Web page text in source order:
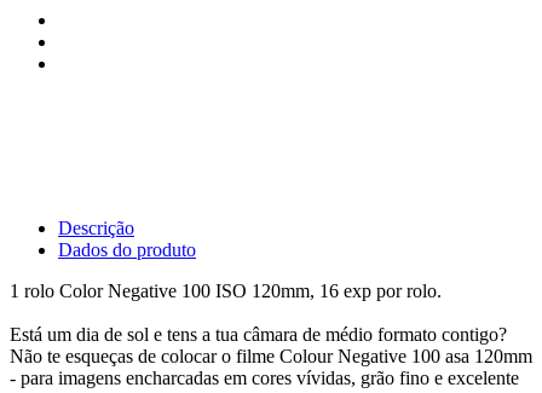
Descrição
Dados do produto
1 rolo Color Negative 100 ISO 120mm, 16 exp por rolo.
Está um dia de sol e tens a tua câmara de médio formato contigo?
Não te esqueças de colocar o filme Colour Negative 100 asa 120mm
- para imagens encharcadas em cores vívidas, grão fino e excelente